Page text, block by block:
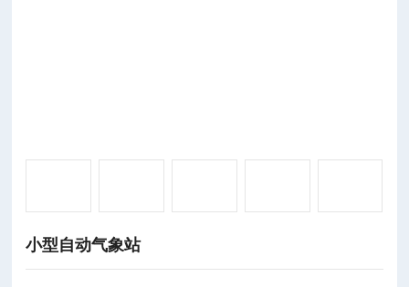
小型自动气象站